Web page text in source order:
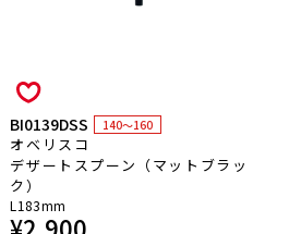
BI0139DSS 140～160
オベリスコ
デザートスプーン（マットブラッ
ク）
L183mm
¥2,900